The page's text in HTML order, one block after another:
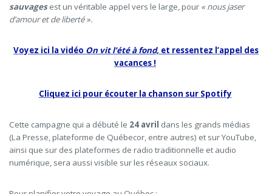
sauvagesest un véritable appel vers le large, pour «nous jaser
d’amour et de liberté ».
Voyez ici la vidéo On vit l’été à fond, et ressentez l’appel des
vacances !
Cliquez ici pour écouter la chanson sur Spotify
Cette campagne qui a débuté le 24 avril dans les grands médias
(La Presse, plateforme de Québecor, entre autres) et sur YouTube,
ainsi que sur des plateformes de radio traditionnelle et audio
numérique, sera aussi visible sur les réseaux sociaux.